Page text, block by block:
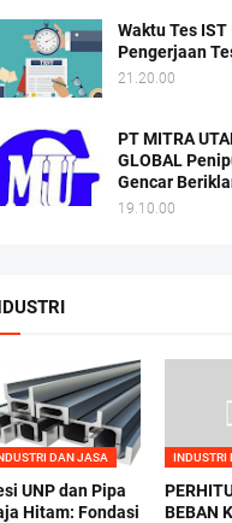
Waktu Tes IST
Pengerjaan
21.20.00
PT MITRA
GLOBAL
Gencar
19.10.00
DAN JASA
UNP dan Pipa
Hitam: Fondasi
INDUSTRI
BEBAN